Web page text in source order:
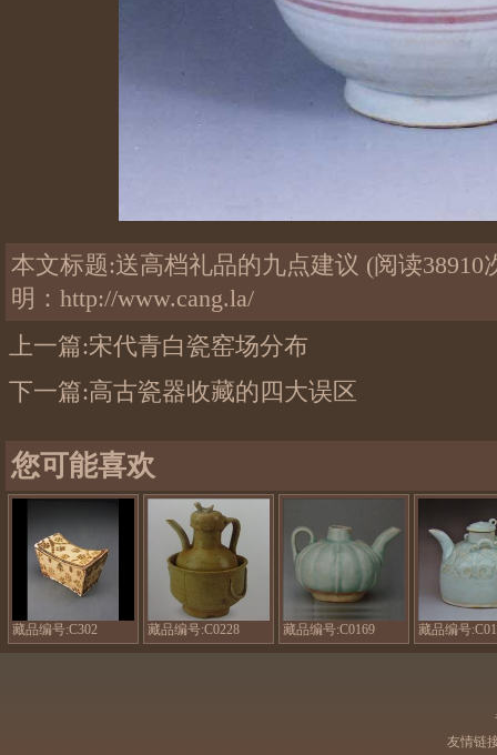
本文标题:送高档礼品的九点建议 (阅读38910
明： http://www.cang.la/
上一篇:宋代青白瓷窑场分布
下一篇:高古瓷器收藏的四大误区
您可能喜欢
瓷
藏品编号:C302
壶
藏品编号:C0228
白
藏品编号:C0169 藏品编号
友情链